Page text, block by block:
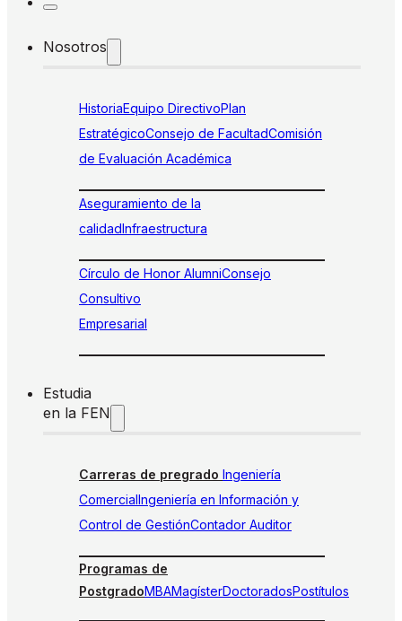
Nosotros
HistoriaEquipo DirectivoPlan
EstratégicoConsejo de FacultadComisión
de Evaluación Académica
Aseguramiento de la
calidadInfraestructura
Círculo de Honor AlumniConsejo
Consultivo
Empresarial
Estudia
en la FEN
Carreras de pregrado Ingeniería
ComercialIngeniería en Información y
Control de GestiónContador Auditor
Programas de
PostgradoMBAMagísterDoctoradosPostítulos